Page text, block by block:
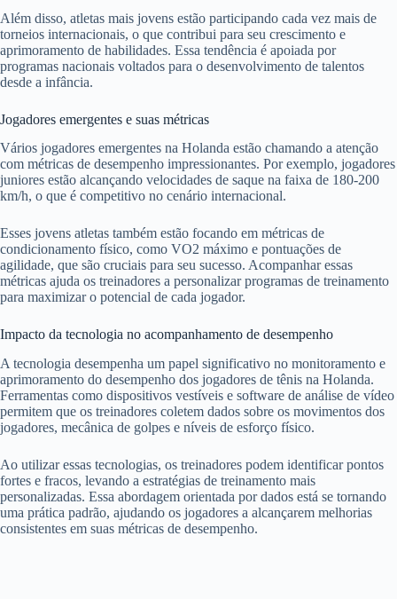
Além disso, atletas mais jovens estão participando cada vez mais de
torneios internacionais, o que contribui para seu crescimento e
aprimoramento de habilidades. Essa tendência é apoiada por
programas nacionais voltados para o desenvolvimento de talentos
desde a infância.
Jogadores emergentes e suas métricas
Vários jogadores emergentes na Holanda estão chamando a atenção
com métricas de desempenho impressionantes. Por exemplo, jogadores
juniores estão alcançando velocidades de saque na faixa de 180-200
km/h, o que é competitivo no cenário internacional.
Esses jovens atletas também estão focando em métricas de
condicionamento físico, como VO2 máximo e pontuações de
agilidade, que são cruciais para seu sucesso. Acompanhar essas
métricas ajuda os treinadores a personalizar programas de treinamento
para maximizar o potencial de cada jogador.
Impacto da tecnologia no acompanhamento de desempenho
A tecnologia desempenha um papel significativo no monitoramento e
aprimoramento do desempenho dos jogadores de tênis na Holanda.
Ferramentas como dispositivos vestíveis e software de análise de vídeo
permitem que os treinadores coletem dados sobre os movimentos dos
jogadores, mecânica de golpes e níveis de esforço físico.
Ao utilizar essas tecnologias, os treinadores podem identificar pontos
fortes e fracos, levando a estratégias de treinamento mais
personalizadas. Essa abordagem orientada por dados está se tornando
uma prática padrão, ajudando os jogadores a alcançarem melhorias
consistentes em suas métricas de desempenho.